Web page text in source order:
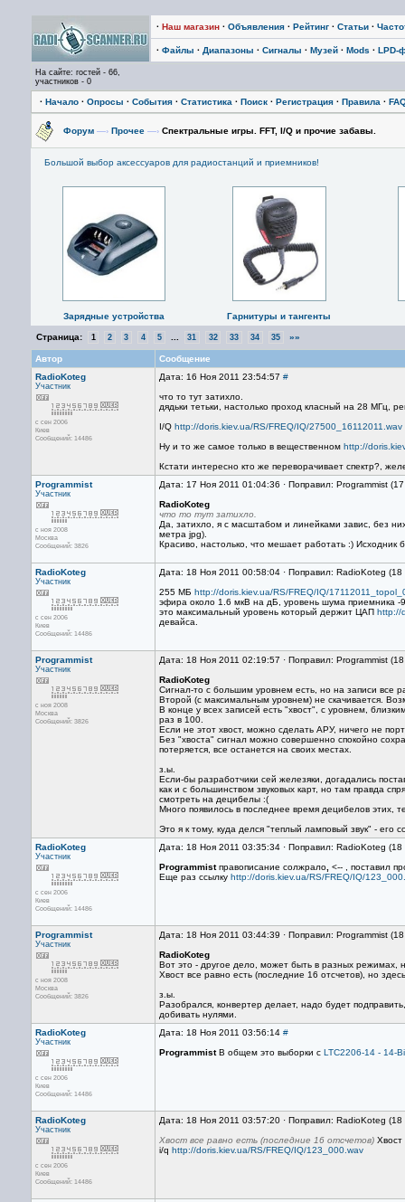
· Наш магазин · Объявления · Рейтинг · Статьи ·
· Файлы · Диапазоны · Сигналы · Музей · Mods · LPD-
На сайте: гостей - 66,
участников - 0
· Начало · Опросы · События · Статистика · Поиск · Регистрация · Правила ·
Форум —› Прочее —› Спектральные игры. FFT, I/Q и прочие забавы.
Большой выбор аксессуаров для радиостанций и приемников!
Зарядные устройства Гарнитуры и тангенты
Страница: 1 2 3 4 5 31 32 33 34 35 »»
Автор
Сообщение
RadioKoteg
Участник
с сен 2006
Киев
Сообщений: 14486
Дата: 16 Ноя 2011 23:54:57 #
что то тут затихло.
дядьки тетьки, настолько проход класный на 28 МГц,
I/Q http://doris.kiev.ua/RS/FREQ/IQ/27500_16112011.wav
Ну и то же самое только в вещественном http://
Кстати интересно кто же переворачивает спектр?,
Programmist
Участник
с ноя 2008
Москва
Сообщений: 3826
Дата: 17 Ноя 2011 01:04:36 · Поправил: Programmist
RadioKoteg
что то тут затихло.
Да, затихло, я с масштабом и линейками завис, без
метра jpg).
Красиво, настолько, что мешает работать :)
RadioKoteg
Участник
с сен 2006
Киев
Сообщений: 14486
Дата: 18 Ноя 2011 00:58:04 · Поправил: RadioKoteg
255 МБ http://doris.kiev.ua/RS/FREQ/IQ/
эфира около 1.6 мкВ на дБ, уровень шума приемника -
это максимальный уровень который держит ЦАП http://
девайса.
Programmist
Участник
с ноя 2008
Москва
Сообщений: 3826
Дата: 18 Ноя 2011 02:19:57 · Поправил: Programmist
RadioKoteg
Сигнал-то с большим уровнем есть, но на записи все
Второй (с максимальным уровнем) не скачивается.
В конце у всех записей есть "хвост", с уровнем,
раз в 100.
Если не этот хвост, можно сделать АРУ, ничего не
Без "хвоста" сигнал можно совершенно спокойно
потеряется, все останется на своих местах.
з.ы.
Если-бы разработчики сей железяки, догадались
как и с большинством звуковых карт, но там правда
смотреть на децибелы :(
Много появилось в последнее время децибелов этих,
Это я к тому, куда делся "теплый ламповый звук" - его
RadioKoteg
Участник
с сен 2006
Киев
Сообщений: 14486
Дата: 18 Ноя 2011 03:35:34 · Поправил: RadioKoteg
Programmistправописание солжрало <-- , поставил
Еще раз ссылку http://doris.kiev.ua/RS/FREQ/IQ/
Programmist
Участник
с ноя 2008
Москва
Сообщений: 3826
Дата: 18 Ноя 2011 03:44:39 · Поправил: Programmist
RadioKoteg
Вот это - другое дело, может быть в разных режимах,
Хвост все равно есть (последние 16 отсчетов), но
з.ы.
Разобрался, конвертер делает, надо будет
добивать нулями.
RadioKoteg
Участник
с сен 2006
Киев
Сообщений: 14486
Дата: 18 Ноя 2011 03:56:14 #
ProgrammistВ общем это выборки с LTC2206-14 - 14-
RadioKoteg
Участник
с сен 2006
Киев
Сообщений: 14486
Дата: 18 Ноя 2011 03:57:20 · Поправил: RadioKoteg
Хвост все равно есть (последние 16 отсчетов) Хвост
i/q http://doris.kiev.ua/RS/FREQ/IQ/123_000.wav